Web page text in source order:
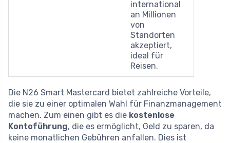
international
an Millionen
von
Standorten
akzeptiert,
ideal für
Reisen.
Die N26 Smart Mastercard bietet zahlreiche Vorteile,
die sie zu einer optimalen Wahl für Finanzmanagement
machen. Zum einen gibt es die kostenlose
Kontoführung, die es ermöglicht, Geld zu sparen, da
keine monatlichen Gebühren anfallen. Dies ist